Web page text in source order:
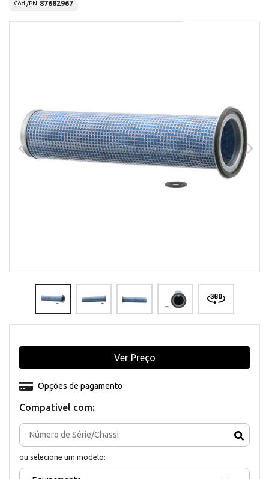
Cód./PN 87682967
Compativel com:
ou selecione um modelo:
Opções de pagamento
Ver Preço